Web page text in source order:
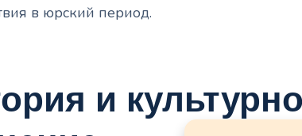
в юрский период.
и